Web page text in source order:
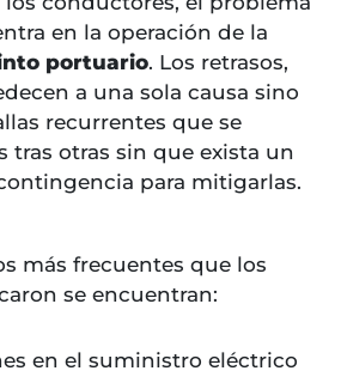
en la operación de la
portuario. Los retrasos,
a una sola causa sino
recurrentes que se
tras otras sin que exista un
para mitigarlas.
más frecuentes que los
se encuentran:
en el suministro eléctrico